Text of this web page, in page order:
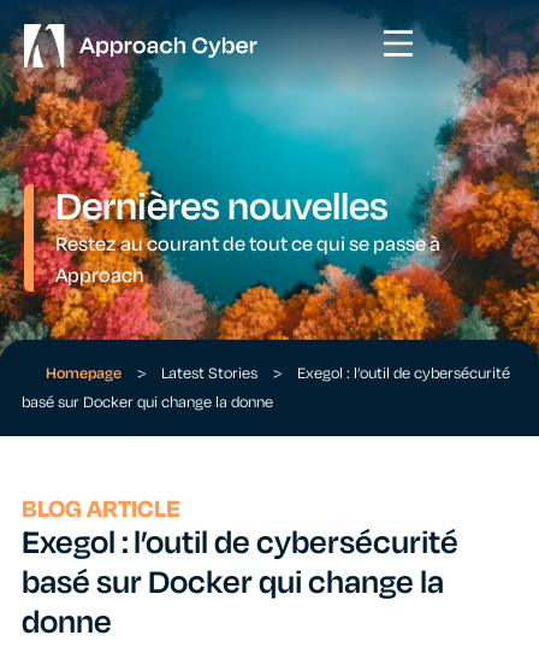
Dernières nouvelles
Restez au courant de tout ce qui se passe à
Approach
Homepage > Latest Stories >
Exegol : l’outil de cybersécurité
basé sur Docker qui change la donne
BLOG ARTICLE
Exegol : l’outil de cybersécurité
basé sur Docker qui change la
donne